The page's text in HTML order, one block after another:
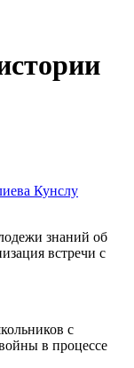
Кунслу
знаний об
встречи с
с
в процессе